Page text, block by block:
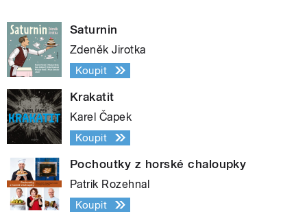
Saturnin
Zdeněk Jirotka
Koupit
Krakatit
Karel Čapek
Koupit
Pochoutky z horské chaloupky
Patrik Rozehnal
Koupit